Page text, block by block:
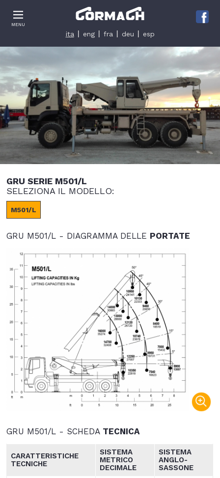
MENU
ita eng fra deu esp
GRU SERIE M501/L
SELEZIONA IL MODELLO:
M501/L
GRU M501/L - DIAGRAMMA DELLE PORTATE
GRU M501/L - SCHEDA TECNICA
CARATTERISTICHE
TECNICHE
SISTEMA
METRICO
DECIMALE
SISTEMA
ANGLO-
SASSONE
Informativa sulla raccolta
Le tue preferenze relative alla privacy